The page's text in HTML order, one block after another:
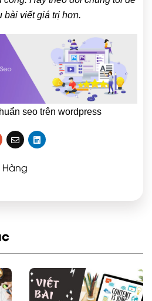
bài viết giá trị hơn.
seo trên wordpress
Hàng